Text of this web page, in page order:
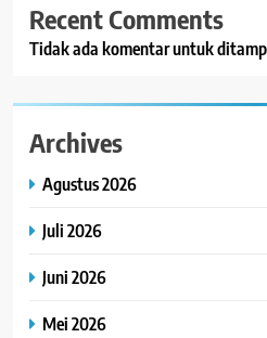
Recent Comments
Tidak ada komentar untuk
Archives
Agustus 2026
Juli 2026
Juni 2026
Mei 2026